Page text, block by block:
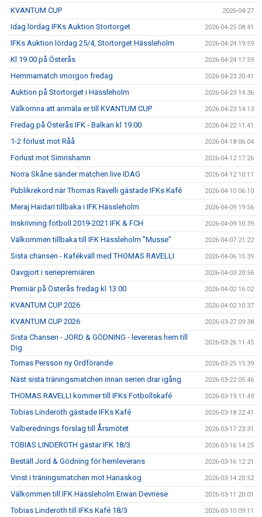
KVANTUM CUP 2026-04-27
Idag lördag IFKs Auktion Stortorget 2026-04-25 08:41
IFKs Auktion lördag 25/4, Stortorget Hässleholm 2026-04-24 19:59
Kl 19.00 på Österås 2026-04-24 17:59
Hemmamatch imorgon fredag 2026-04-23 20:41
Auktion på Stortorget i Hässleholm 2026-04-23 14:36
Välkomna att anmäla er till KVANTUM CUP 2026-04-23 14:13
Fredag på Österås IFK - Balkan kl 19.00 2026-04-22 11:41
1-2 förlust mot Råå 2026-04-18 06:04
Förlust mot Simrishamn 2026-04-12 17:26
Norra Skåne sänder matchen live IDAG 2026-04-12 10:11
Publikrekord när Thomas Ravelli gästade IFKs Kafé 2026-04-10 06:10
Meraj Haidari tillbaka i IFK Hässleholm 2026-04-09 19:56
Inskrivning fotboll 2019-2021 IFK & FCH 2026-04-09 10:39
Välkommen tillbaka till IFK Hässleholm ”Musse” 2026-04-07 21:22
Sista chansen - Kafékväll med THOMAS RAVELLI 2026-04-06 15:39
Oavgjort i seriepremiären 2026-04-03 20:56
Premiär på Österås fredag kl 13.00 2026-04-02 16:02
KVANTUM CUP 2026 2026-04-02 10:37
KVANTUM CUP 2026 2026-03-27 09:38
Sista Chansen - JORD & GÖDNING - levereras hem till
Dig
2026-03-26 11:45
Tomas Persson ny Ordförande 2026-03-25 15:39
Näst sista träningsmatchen innan serien drar igång 2026-03-22 05:46
THOMAS RAVELLI kommer till IFKs Fotbollskafé 2026-03-19 11:49
Tobias Linderoth gästade IFKs Kafé 2026-03-18 22:41
Valberednings förslag till Årsmötet 2026-03-17 23:31
TOBIAS LINDEROTH gästar IFK 18/3 2026-03-16 14:25
Beställ Jord & Gödning för hemleverans 2026-03-16 12:21
Vinst i träningsmatchen mot Hanaskog 2026-03-14 20:52
Välkommen till IFK Hässleholm Erwan Devriese 2026-03-11 20:01
Tobias Linderoth till IFKs Kafé 18/3 2026-03-10 09:11